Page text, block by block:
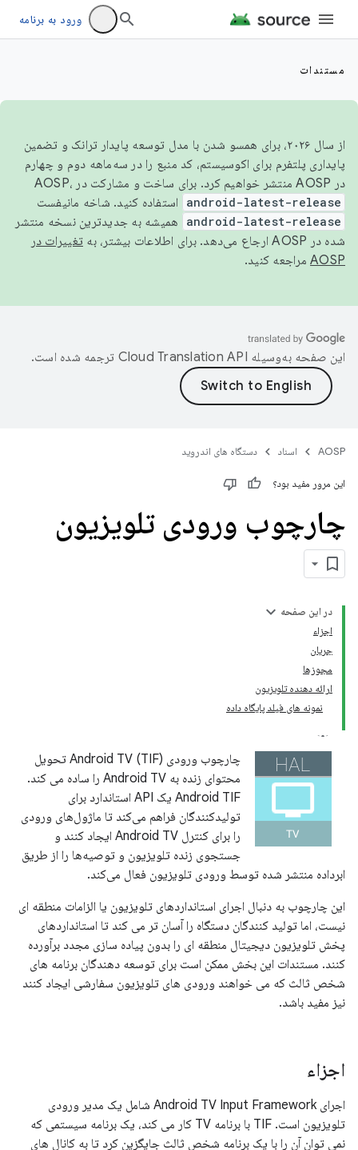
ورود به برنامه
مستندات
از سال ۲۰۲۶، برای همسو شدن با مدل توسعه پایدار ترانک و تضمین
پایداری پلتفرم برای اکوسیستم، کد منبع را در سه‌ماهه دوم و چهارم
در AOSP منتشر خواهیم کرد. برای ساخت و مشارکت در AOSP،
android-latest-release استفاده کنید. شاخه مانیفست
android-latest-release
همیشه به جدیدترین نسخه منتشر
شده در AOSP ارجاع می‌دهد. برای اطلاعات بیشتر، به
تغییرات در
AOSP مراجعه کنید.
این صفحه به‌وسیله ترجمه شده است.
AOSP اسناد دستگاه های اندروید
این مرور مفید بود؟
چارچوب ورودی تلویزیون
در این صفحه
اجزاء
جریان
مجوزها
ارائه دهنده تلویزیون
نمونه های فیلد پایگاه داده
چارچوب ورودی Android TV (TIF) تحویل
محتوای زنده به Android TV را ساده می کند.
Android TIF یک API استاندارد برای
تولیدکنندگان فراهم می‌کند تا ماژول‌های ورودی
را برای کنترل Android TV ایجاد کنند و
جستجوی زنده تلویزیون و توصیه‌ها را از طریق
ابرداده منتشر شده توسط ورودی تلویزیون فعال می‌کند.
این چارچوب به دنبال اجرای استانداردهای تلویزیون یا الزامات منطقه ای
نیست، اما تولید کنندگان دستگاه را آسان تر می کند تا استانداردهای
پخش تلویزیون دیجیتال منطقه ای را بدون پیاده سازی مجدد برآورده
کنند. مستندات این بخش ممکن است برای توسعه دهندگان برنامه های
شخص ثالث که می خواهند ورودی های تلویزیون سفارشی ایجاد کنند
نیز مفید باشد.
اجزاء
اجرای Android TV Input Framework شامل یک مدیر ورودی
تلویزیون است. TIF با برنامه TV کار می کند، یک برنامه سیستمی که
نمی توان آن را با یک برنامه شخص ثالث جایگزین کرد تا به کانال های